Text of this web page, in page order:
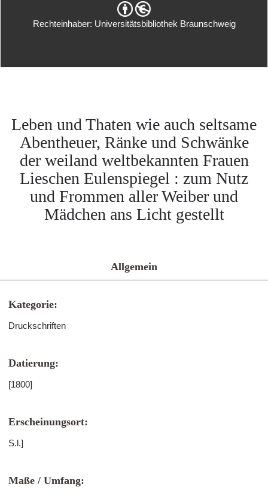
Rechteinhaber: Universitätsbibliothek Braunschweig
Leben und Thaten wie auch seltsame
Abentheuer, Ränke und Schwänke
der weiland weltbekannten Frauen
Lieschen Eulenspiegel : zum Nutz
und Frommen aller Weiber und
Mädchen ans Licht gestellt
Allgemein
Kategorie:
Druckschriften
Datierung:
[1800]
Erscheinungsort:
S.l.]
Maße / Umfang: